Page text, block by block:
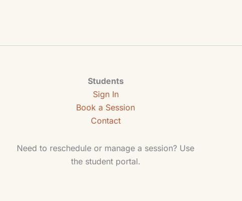
Students
Sign In
Book a Session
Contact
Need to reschedule or manage a session? Use
the student portal.